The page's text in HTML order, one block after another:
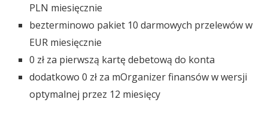
PLN miesięcznie
bezterminowo pakiet 10 darmowych przelewów w
EUR miesięcznie
0 zł za pierwszą kartę debetową do konta
dodatkowo 0 zł za mOrganizer finansów w wersji
optymalnej przez 12 miesięcy